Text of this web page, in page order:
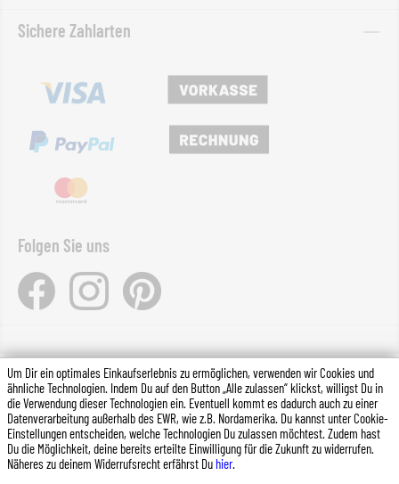
Sichere Zahlarten
Folgen Sie uns
*Alle Preise inkl. gesetzl. Mehrwertsteuer zzgl.Versandkosten
(Ausland)und ggf. Nachnahmegebühren, wenn nicht anders
angegeben.
Um Dir ein optimales Einkaufserlebnis zu ermöglichen, verwenden wir Cookies und
ähnliche Technologien. Indem Du auf den Button „Alle zulassen“ klickst, willigst Du in
die Verwendung dieser Technologien ein. Eventuell kommt es dadurch auch zu einer
Datenverarbeitung außerhalb des EWR, wie z.B. Nordamerika. Du kannst unter Cookie-
Einstellungen entscheiden, welche Technologien Du zulassen möchtest. Zudem hast
Du die Möglichkeit, deine bereits erteilte Einwilligung für die Zukunft zu widerrufen.
Näheres zu deinem Widerrufsrecht erfährst Du hier.